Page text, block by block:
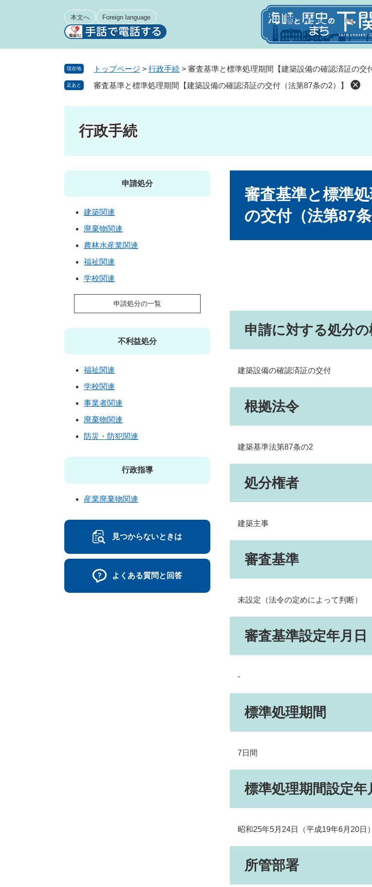
本文へ Foreign language
現在地 トップページ > 行政手続 > 審査基準と標準処理期間【建築設備の確認済証の交
足あと 審査基準と標準処理期間【建築設備の確認済証の交付（法第87条の2）】
行政手続
審査基準と標準
の交付（法第87
申請に対する処分
建築設備の確認済証の交付
根拠法令
建築基準法第87条の2
処分権者
建築主事
審査基準
未設定（法令の定めによって判断）
審査基準設定年月日
-
標準処理期間
7日間
標準処理期間設定年
昭和25年5月24日（平成19年6月20日）
所管部署
申請処分
建築関連
廃棄物関連
農林水産業関連
福祉関連
学校関連
申請処分の一覧
不利益処分
福祉関連
学校関連
事業者関連
廃棄物関連
防災・防犯関連
行政指導
産業廃棄物関連
見つからないときは
よくある質問と回答